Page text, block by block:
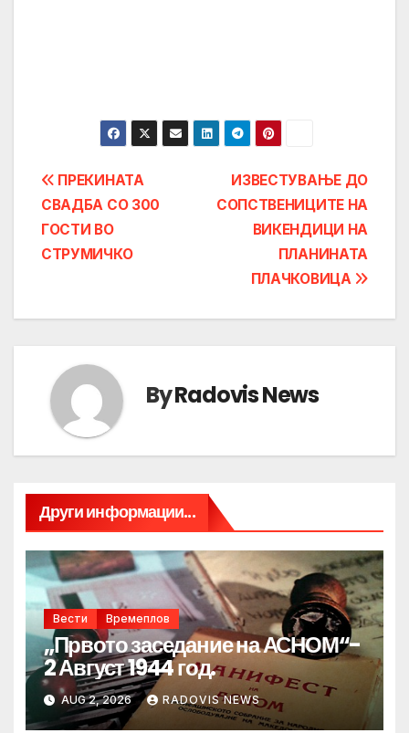
Post
navigation
ИЗВЕСТУВАЊЕ ДО
СОПСТВЕНИЦИТЕ НА
ВИКЕНДИЦИ НА
ПЛАНИНАТА
ПЛАЧКОВИЦА
ПРЕКИНАТА
СВАДБА СО 300
ГОСТИ ВО
СТРУМИЧКО
ByRadovis News
Други информации...
Вести Времеплов
„Првото заседание на АСНОМ“-
2 Август 1944 год.
AUG 2, 2026 RADOVIS NEWS